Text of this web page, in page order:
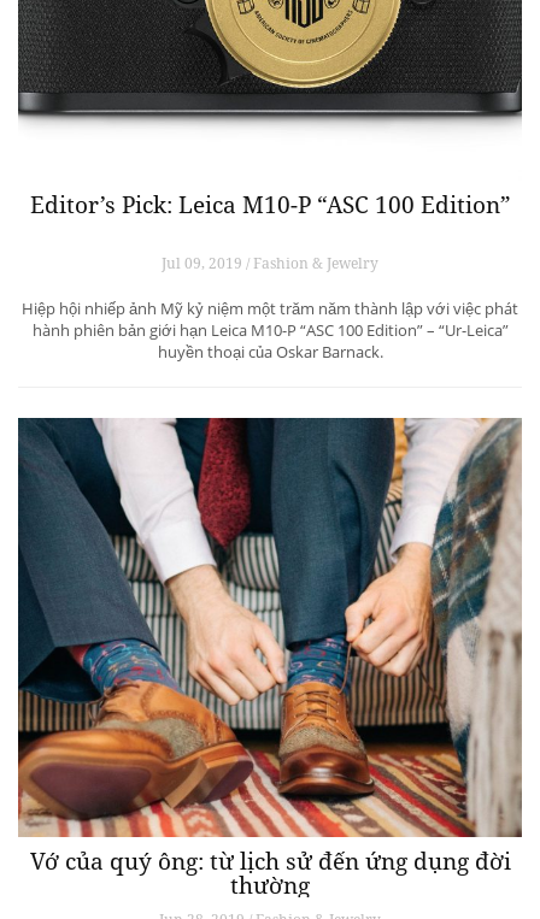
Editor’s Pick: Leica M10-P “ASC 100 Edition”
Jul 09, 2019 / Fashion & Jewelry
Hiệp hội nhiếp ảnh Mỹ kỷ niệm một trăm năm thành lập với việc phát
hành phiên bản giới hạn Leica M10-P “ASC 100 Edition” – “Ur-Leica”
huyền thoại của Oskar Barnack.
Vớ của quý ông: từ lịch sử đến ứng dụng đời
thường